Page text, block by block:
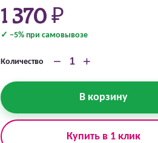
1 370 ₽
✓ −5% при самовывозе
Количество − +
В корзину
Купить в 1 клик